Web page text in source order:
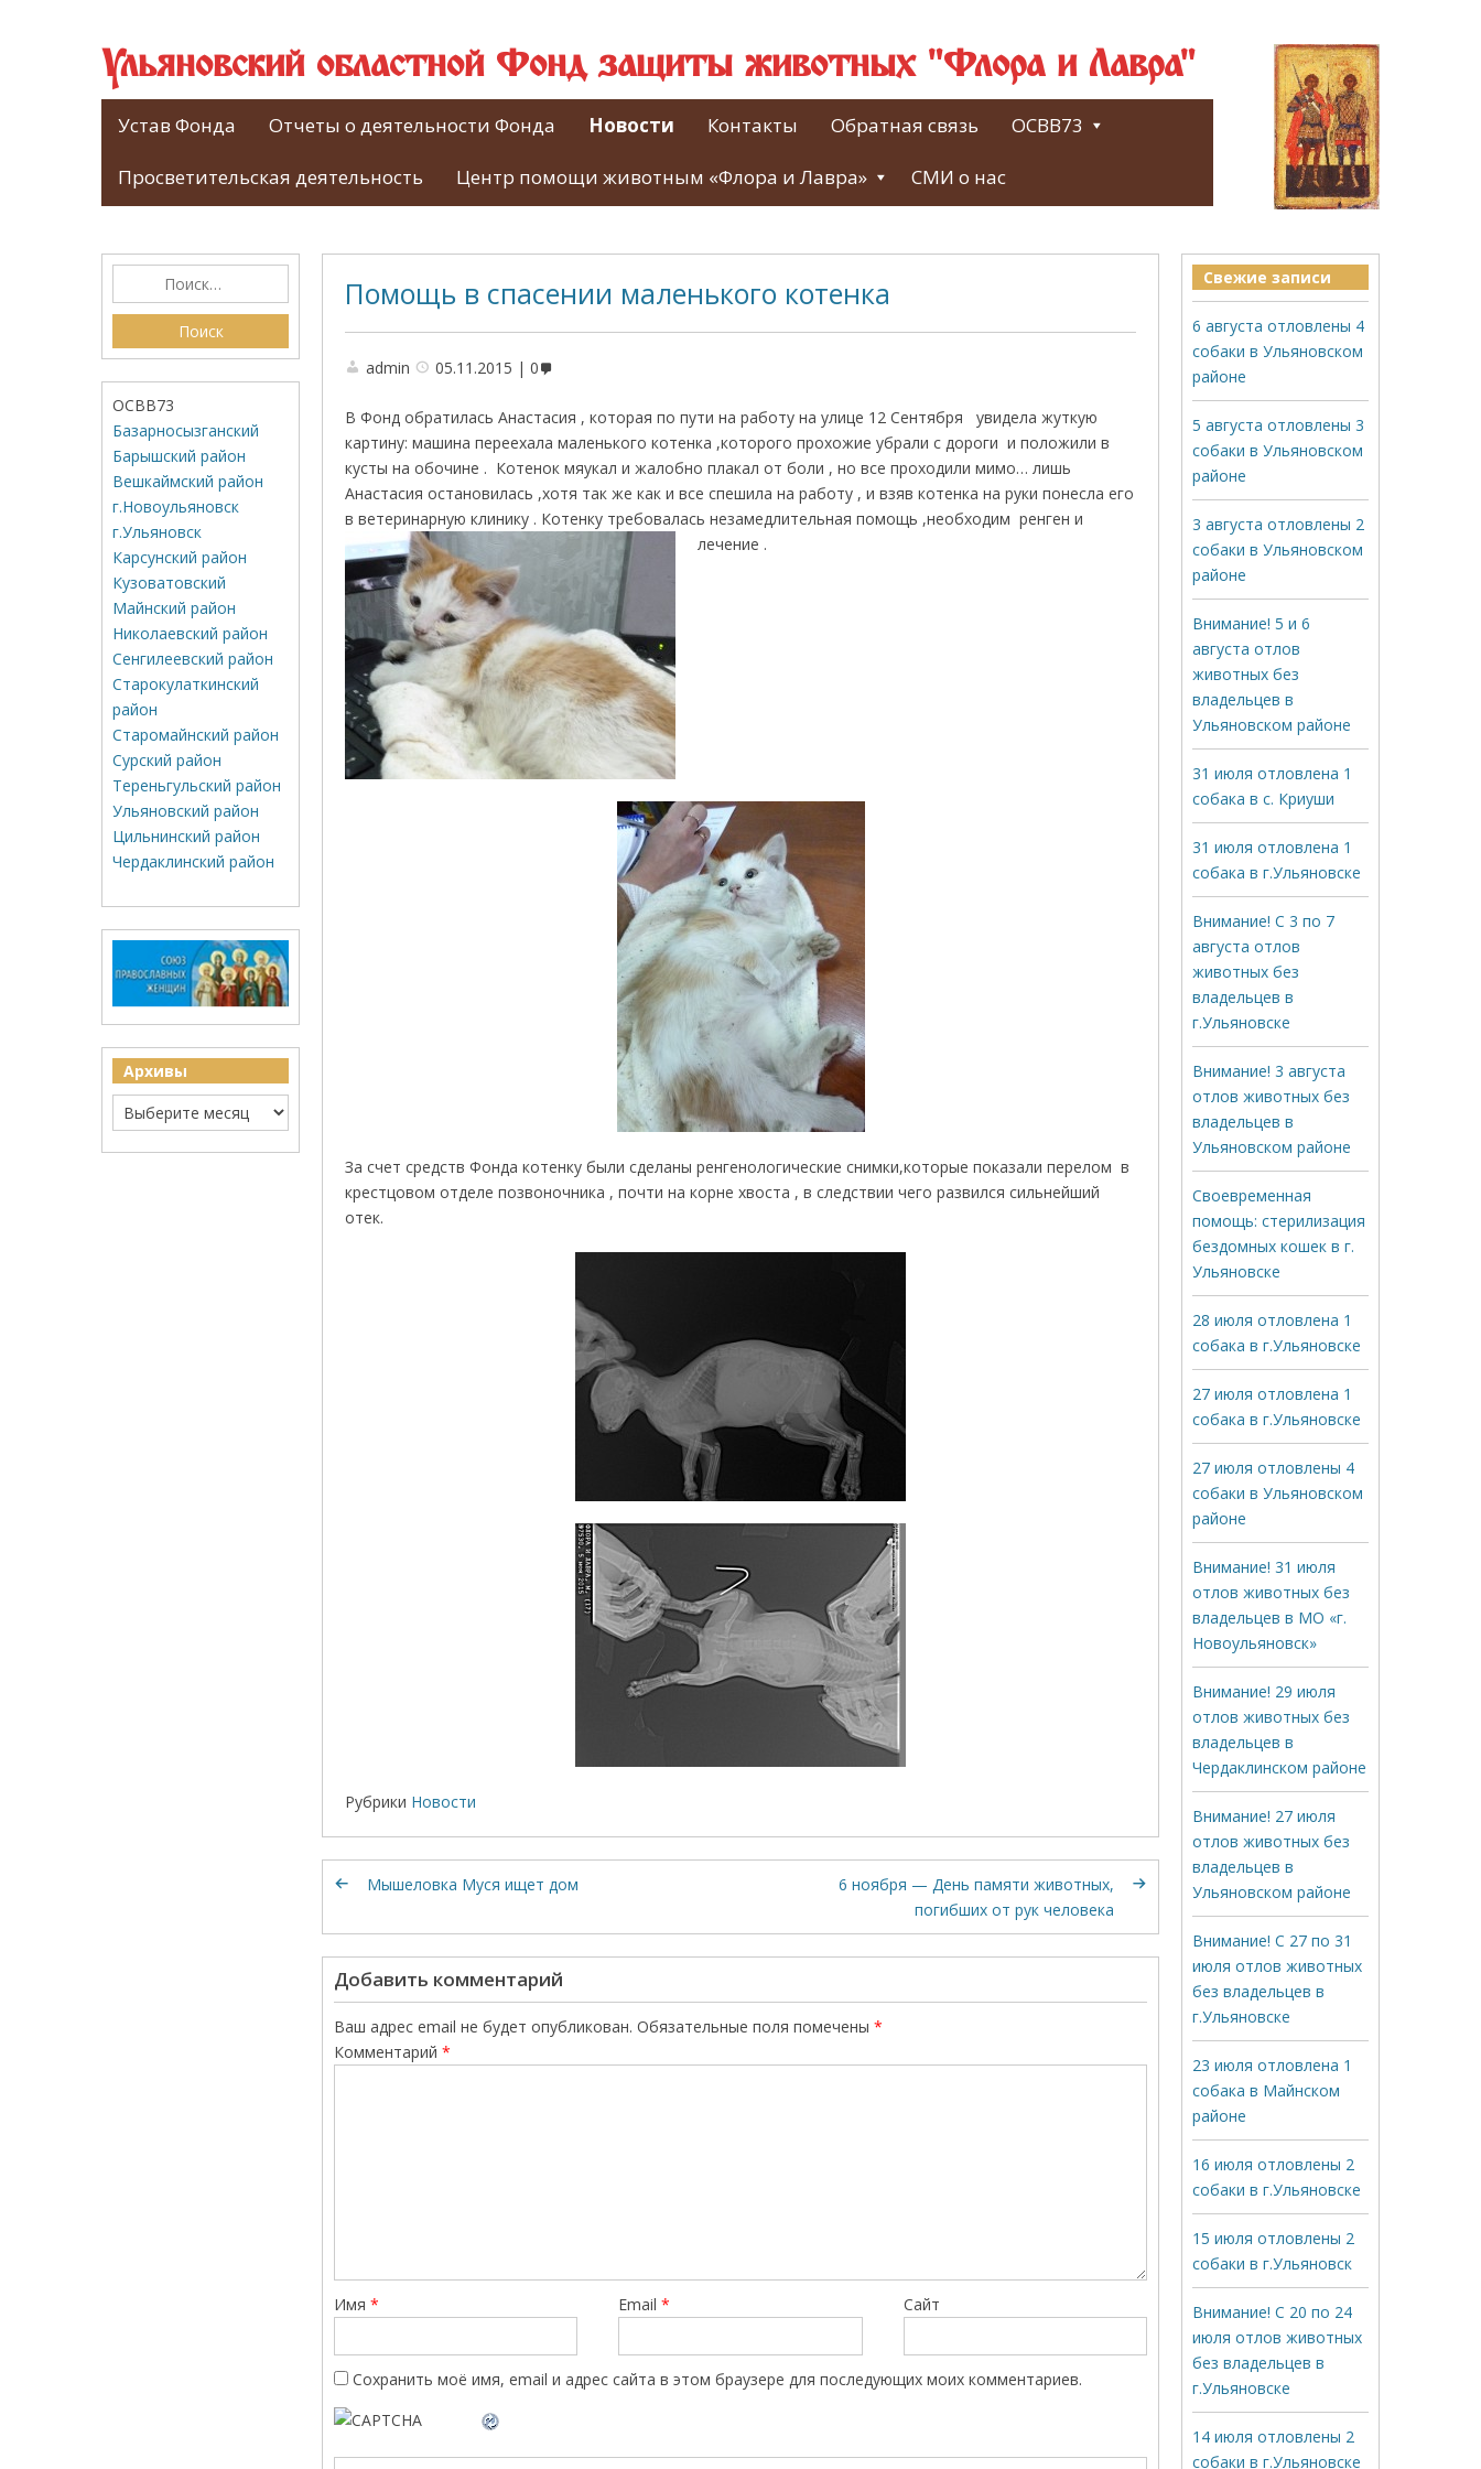
Ульяновский областной Фонд защиты животных "Флора и Лавра"
Устав Фонда Отчеты о деятельности Фонда Новости Контакты Обратная связь ОСВВ73
Просветительская деятельность Центр помощи животным «Флора и Лавра» СМИ о нас
Помощь в спасении маленького котенка
admin 05.11.2015 0
В Фонд обратилась Анастасия , которая по пути на работу на улице 12 Сентября увидела жуткую
картину: машина переехала маленького котенка ,которого прохожие убрали с дороги и положили в
кусты на обочине . Котенок мяукал и жалобно плакал от боли , но все проходили мимо… лишь
Анастасия остановилась ,хотя так же как и все спешила на работу , и взяв котенка на руки понесла его
в ветеринарную клинику . Котенку требовалась незамедлительная помощь ,необходим ренген и
лечение .
За счет средств Фонда котенку были сделаны ренгенологические снимки,которые показали перелом в
крестцовом отделе позвоночника , почти на корне хвоста , в следствии чего развился сильнейший
отек.
Рубрики Новости
Мышеловка Муся ищет дом
6 ноября — День памяти животных,
погибших от рук человека
Добавить комментарий
Ваш адрес email не будет опубликован. Обязательные поля помечены *
Комментарий *
Имя * Email* Сайт
Сохранить моё имя, email и адрес сайта в этом браузере для последующих моих комментариев.
ОСВВ73
Базарносызганский
Барышский район
Вешкаймский район
г.Новоульяновск
г.Ульяновск
Карсунский район
Кузоватовский
Майнский район
Николаевский район
Сенгилеевский район
Старокулаткинский
район
Старомайнский район
Сурский район
Тереньгульский район
Ульяновский район
Цильнинский район
Чердаклинский район
Архивы
Свежие записи
6 августа отловлены 4
собаки в Ульяновском
районе
5 августа отловлены 3
собаки в Ульяновском
районе
3 августа отловлены 2
собаки в Ульяновском
районе
Внимание! 5 и 6
августа отлов
животных без
владельцев в
Ульяновском районе
31 июля отловлена 1
собака в с. Криуши
31 июля отловлена 1
собака в г.Ульяновске
Внимание! С 3 по 7
августа отлов
животных без
владельцев в
г.Ульяновске
Внимание! 3 августа
отлов животных без
владельцев в
Ульяновском районе
Своевременная
помощь: стерилизация
бездомных кошек в г.
Ульяновске
28 июля отловлена 1
собака в г.Ульяновске
27 июля отловлена 1
собака в г.Ульяновске
27 июля отловлены 4
собаки в Ульяновском
районе
Внимание! 31 июля
отлов животных без
владельцев в МО «г.
Новоульяновск»
Внимание! 29 июля
отлов животных без
владельцев в
Чердаклинском районе
Внимание! 27 июля
отлов животных без
владельцев в
Ульяновском районе
Внимание! С 27 по 31
июля отлов животных
без владельцев в
г.Ульяновске
23 июля отловлена 1
собака в Майнском
районе
16 июля отловлены 2
собаки в г.Ульяновске
15 июля отловлены 2
собаки в г.Ульяновск
Внимание! С 20 по 24
июля отлов животных
без владельцев в
г.Ульяновске
14 июля отловлены 2
собаки в г.Ульяновске